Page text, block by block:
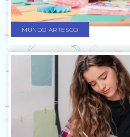
MUNDO ARTESCO